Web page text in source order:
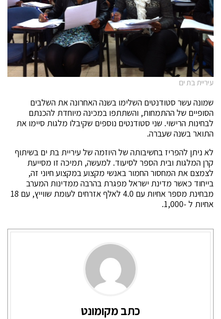
עיריית בת ים
שמונה עשר סטודנטים השלימו בשנה האחרונה את השלבים
הסופיים של ההתמחות, והשתתפו במכינה מיוחדת להכנתם
לבחינות הרישוי. שני סטודנטים נוספים שקיבלו מלגות סיימו את
התואר בשנה שעברה.
לא ניתן להפריז בחשיבותה של היוזמה של עיריית בת ים בשיתוף
קרן המלגות ובית הספר לסיעוד. למעשה, תמיכה זו מסייעת
לצמצם את המחסור החמור באנשי מקצוע במקצוע חיוני זה,
בייחוד כאשר מדינת ישראל מפגרת בהרבה ממדינות המערב
מבחינת מספר אחיות עם 4.0 לאלף אזרחים לעומת שווייץ, עם 18
אחיות ל -1,000.
כתב מקומונט